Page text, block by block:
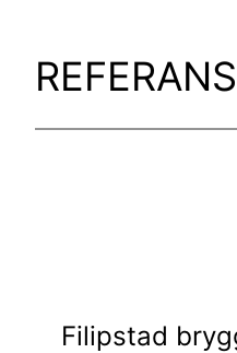
Filipstad